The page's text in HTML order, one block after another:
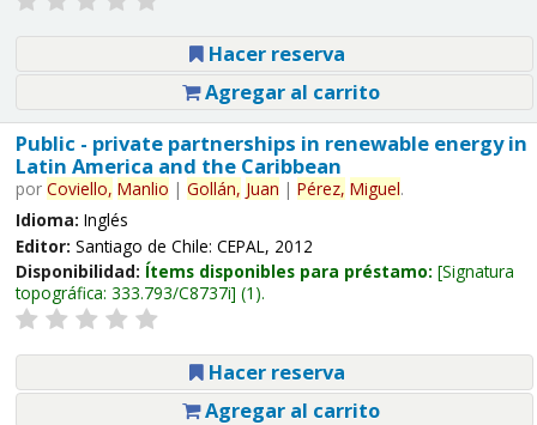
Hacer reserva
Agregar al carrito
Public - private partnerships in renewable energy in
Latin America and the Caribbean
por Coviello, Manlio | Gollán, Juan | Pérez, Miguel.
Idioma: Inglés
Editor: Santiago de Chile: CEPAL, 2012
Disponibilidad: Ítems disponibles para préstamo: Signatura
topográfica: 333.793/C8737i (1).
Hacer reserva
Agregar al carrito